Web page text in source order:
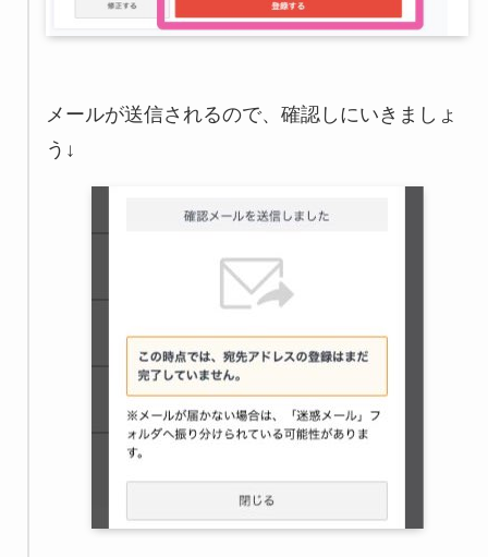
メールが送信されるので、確認しにいきましょ
う↓